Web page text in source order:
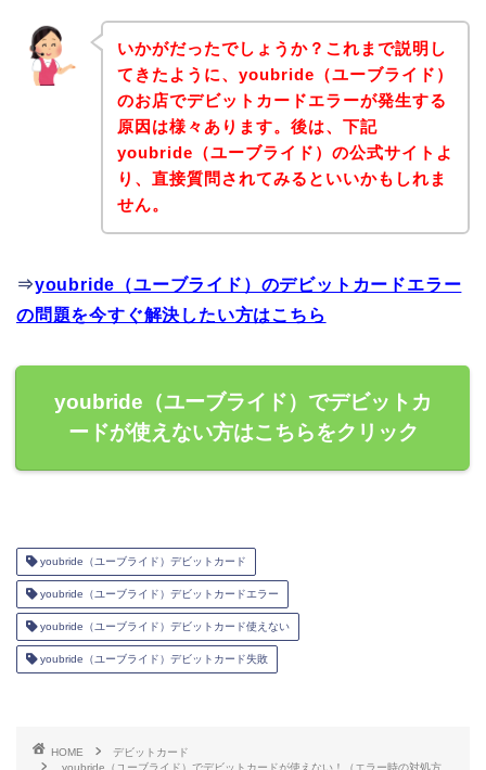
いかがだったでしょうか？これまで説明し
てきたように、youbride（ユーブライド）
のお店でデビットカードエラーが発生する
原因は様々あります。後は、下記
youbride（ユーブライド）の公式サイトよ
り、直接質問されてみるといいかもしれま
せん。
⇒youbride（ユーブライド）のデビットカードエラー
の問題を今すぐ解決したい方はこちら
youbride（ユーブライド）でデビットカ
ードが使えない方はこちらをクリック
youbride（ユーブライド）デビットカード
youbride（ユーブライド）デビットカードエラー
youbride（ユーブライド）デビットカード使えない
youbride（ユーブライド）デビットカード失敗
HOME
デビットカード
youbride（ユーブライド）でデビットカードが使えない！（エラー時の対処方